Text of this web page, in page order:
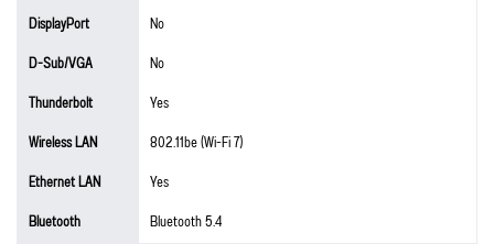
DisplayPort
No
D-Sub/VGA
No
Thunderbolt
Yes
Wireless LAN
802.11be (Wi-Fi 7)
Ethernet LAN
Yes
Bluetooth
Bluetooth 5.4